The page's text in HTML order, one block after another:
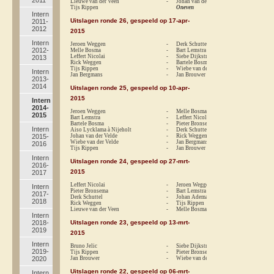
Intern
2011-
2012
Intern
2012-
2013
Intern
2013-
2014
Intern
2014-
2015
Intern
2015-
2016
Intern
2016-
2017
Intern
2017-
2018
Intern
2018-
2019
Intern
2019-
2020
Tijs Rippen
Oneven
Uitslagen ronde 26, gespeeld op 17-apr-
2015
Jeroen Weggen - Derk Schuttel
Melle Bosma
- Bart Lemstra
Leffert Nicolai
- Siebe Dijkstra
Rick Weggen
- Bartele Bosma
Tijs Rippen
- Wiebe van der Velde
Jan Bergmans
- Jan Brouwer
Uitslagen ronde 25, gespeeld op 10-apr-
2015
Jeroen Weggen - Melle Bosma
Bart Lemstra
- Leffert Nicolai
Bartele Bosma
- Pieter Bronsema
Aiso Lycklama à Nijeholt
- Derk Schuttel
Johan van der Velde
- Rick Weggen
Wiebe van der Velde
- Jan Bergmans
Tijs Rippen
- Jan Brouwer
Uitslagen ronde 24, gespeeld op 27-mrt-
2015
Leffert Nicolai - Jeroen Weggen
Pieter Bronsema
- Bart Lemstra
Derk Schuttel
- Johan Adema
Rick Weggen
- Tijs Rippen
Lieuwe van der Veen
- Melle Bosma
Uitslagen ronde 23, gespeeld op 13-mrt-
2015
Bruno Jelic - Siebe Dijkstra
Tijs Rippen
- Pieter Bronsema
Jan Brouwer
- Wiebe van de Velde
Uitslagen ronde 22, gespeeld op 06-mrt-